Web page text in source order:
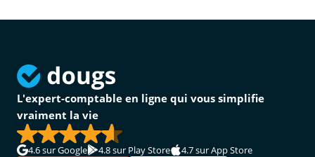
L'expert-comptable en ligne qui vous simplifie
vraiment la vie
4.6sur Google 4.8sur Play Store 4.7sur App Store